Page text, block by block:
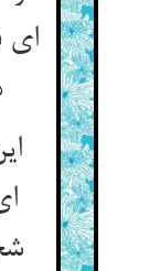
ای
در تبع گردد روان
شجون حره جر الکلام